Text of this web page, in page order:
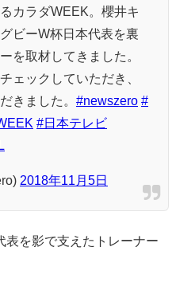
カラダWEEK。櫻井キ
ビーW杯日本代表を裏
を取材してきました。
ェックしていただき、
きました。 #newszero #
#日本テレビ
2018年11月5日
表を影で支えたトレーナー